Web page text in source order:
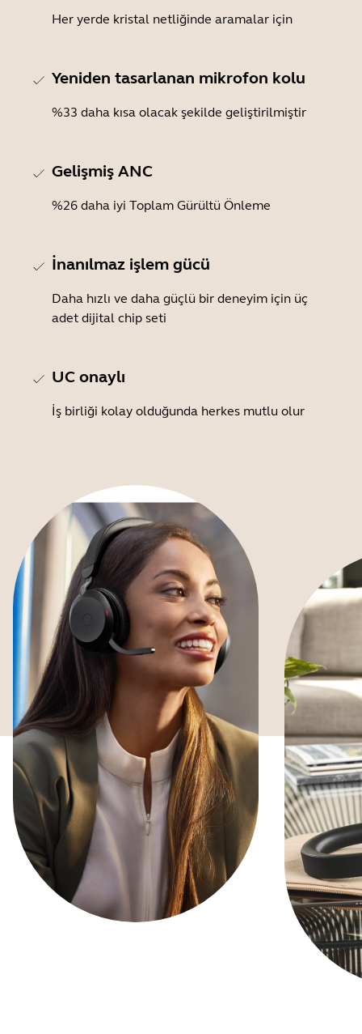
Her yerde kristal netliğinde aramalar için
Yeniden tasarlanan mikrofon kolu
%33 daha kısa olacak şekilde geliştirilmiştir
Gelişmiş ANC
%26 daha iyi Toplam Gürültü Önleme
İnanılmaz işlem gücü
Daha hızlı ve daha güçlü bir deneyim için üç
adet dijital chip seti
UC onaylı
İş birliği kolay olduğunda herkes mutlu olur